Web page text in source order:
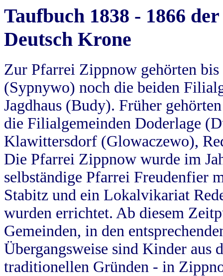
Taufbuch 1838 - 1866
Deutsch Krone
Zur Pfarrei Zippnow gehörten
(Sypnywo) noch die beiden
Jagdhaus (Budy). Früher
die Filialgemeinden Doderlage
Klawittersdorf (Glowaczewo),
Die Pfarrei Zippnow wurde im
selbständige Pfarrei Freudenfier
Stabitz und ein Lokalvikariat
wurden errichtet. Ab diesem
Gemeinden, in den
Übergangsweise sind Kinder aus
traditionellen Gründen - in